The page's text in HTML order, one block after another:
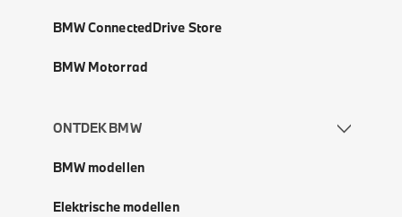
BMW ConnectedDrive Store
BMW Motorrad
ONTDEK BMW
BMW modellen
Elektrische modellen